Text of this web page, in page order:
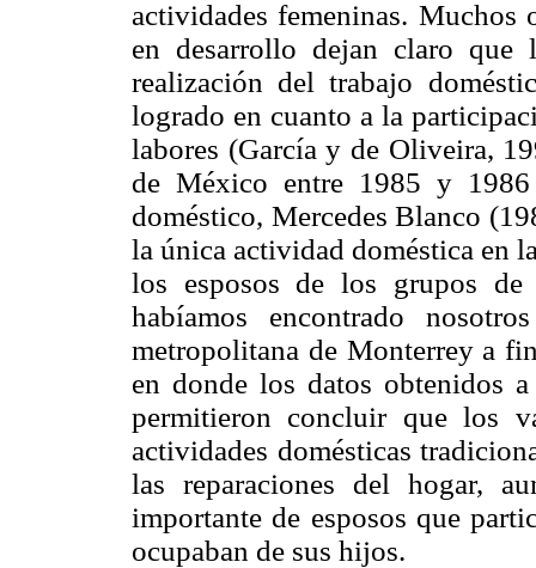
actividades femeninas. Muchos
en desarrollo dejan claro que
realización del trabajo
logrado en cuanto a la
labores (García y de Oliveira,
de México entre 1985 y
doméstico, Mercedes Blanco
la única actividad doméstica en
los esposos de los grupos
habíamos encontrado
metropolitana de Monterrey a
en donde los datos obtenidos
permitieron concluir que los
actividades domésticas
las reparaciones del hogar,
importante de esposos que
ocupaban de sus hijos.